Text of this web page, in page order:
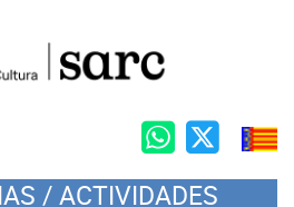
/ ACTIVIDADES